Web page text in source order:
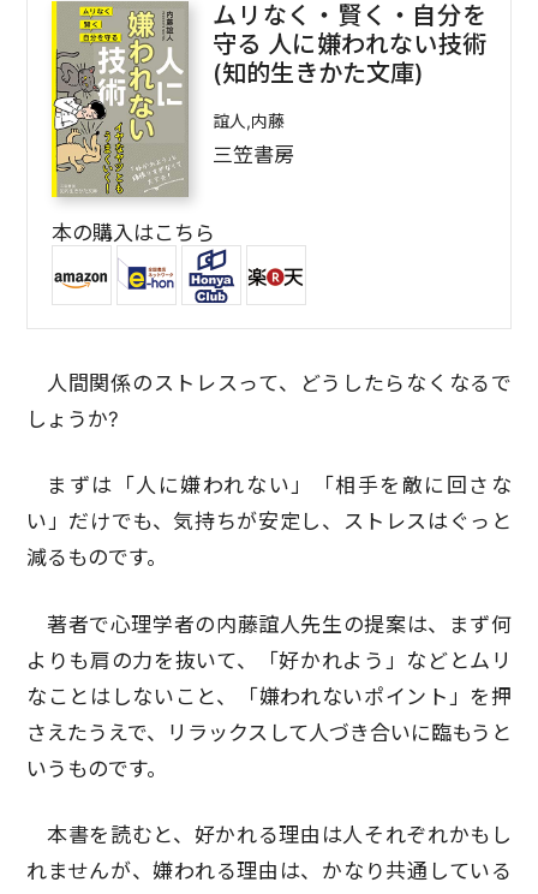
ムリなく・賢く・自分を
守る 人に嫌われない技術
(知的生きかた文庫)
誼人,内藤
三笠書房
本の購入はこちら
人間関係のストレスって、どうしたらなくなるで
しょうか?
まずは「人に嫌われない」「相手を敵に回さな
い」だけでも、気持ちが安定し、ストレスはぐっと
減るものです。
著者で心理学者の内藤誼人先生の提案は、まず何
よりも肩の力を抜いて、「好かれよう」などとムリ
なことはしないこと、「嫌われないポイント」を押
さえたうえで、リラックスして人づき合いに臨もうと
いうものです。
本書を読むと、好かれる理由は人それぞれかもし
れませんが、嫌われる理由は、かなり共通している